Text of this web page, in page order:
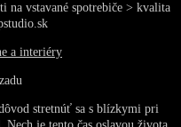
na vstavané spotrebiče > kvalita
a interiéry
stretnúť sa s blízkymi pri